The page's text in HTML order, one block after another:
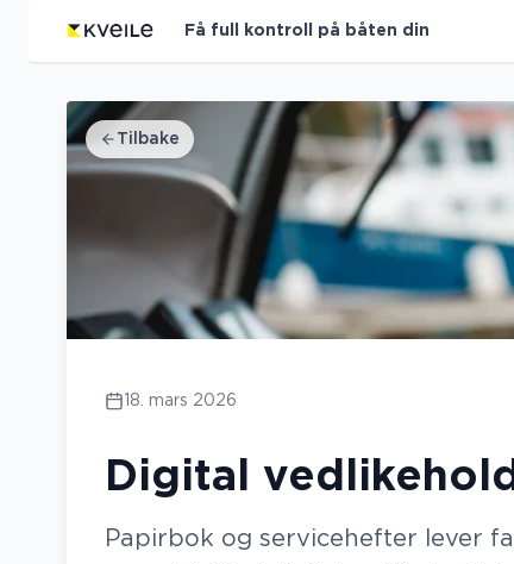
Få full kontroll på båten din
Tilbake
18. mars 2026
Digital
Papirbok og servicehefter lever